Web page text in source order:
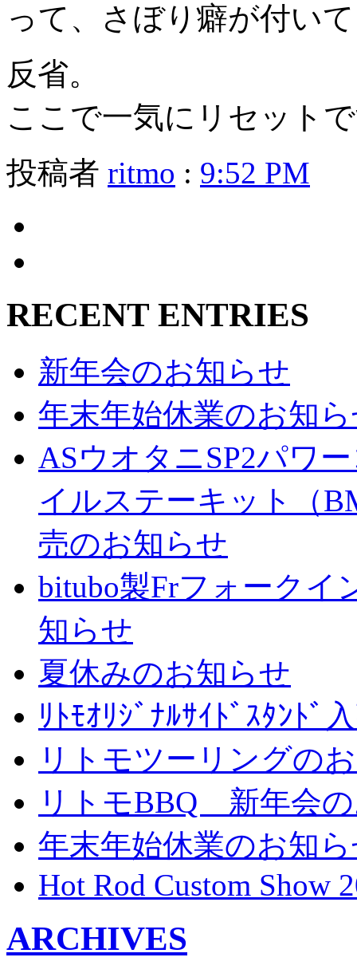
って、さぼり癖が付い
反省。
ここで一気にリセット
投稿者 ritmo : 9:52 PM
RECENT ENTRIES
新年会のお知らせ
年末年始休業のお知
ASウオタニSP2パワ
イルステーキット（
売のお知らせ
bitubo製Frフォークイ
知らせ
夏休みのお知らせ
ﾘﾄﾓｵﾘｼﾞﾅﾙｻｲﾄﾞｽﾀﾝﾄﾞ
リトモツーリングの
リトモBBQ 新年会
年末年始休業のお知
Hot Rod Custom Show
ARCHIVES